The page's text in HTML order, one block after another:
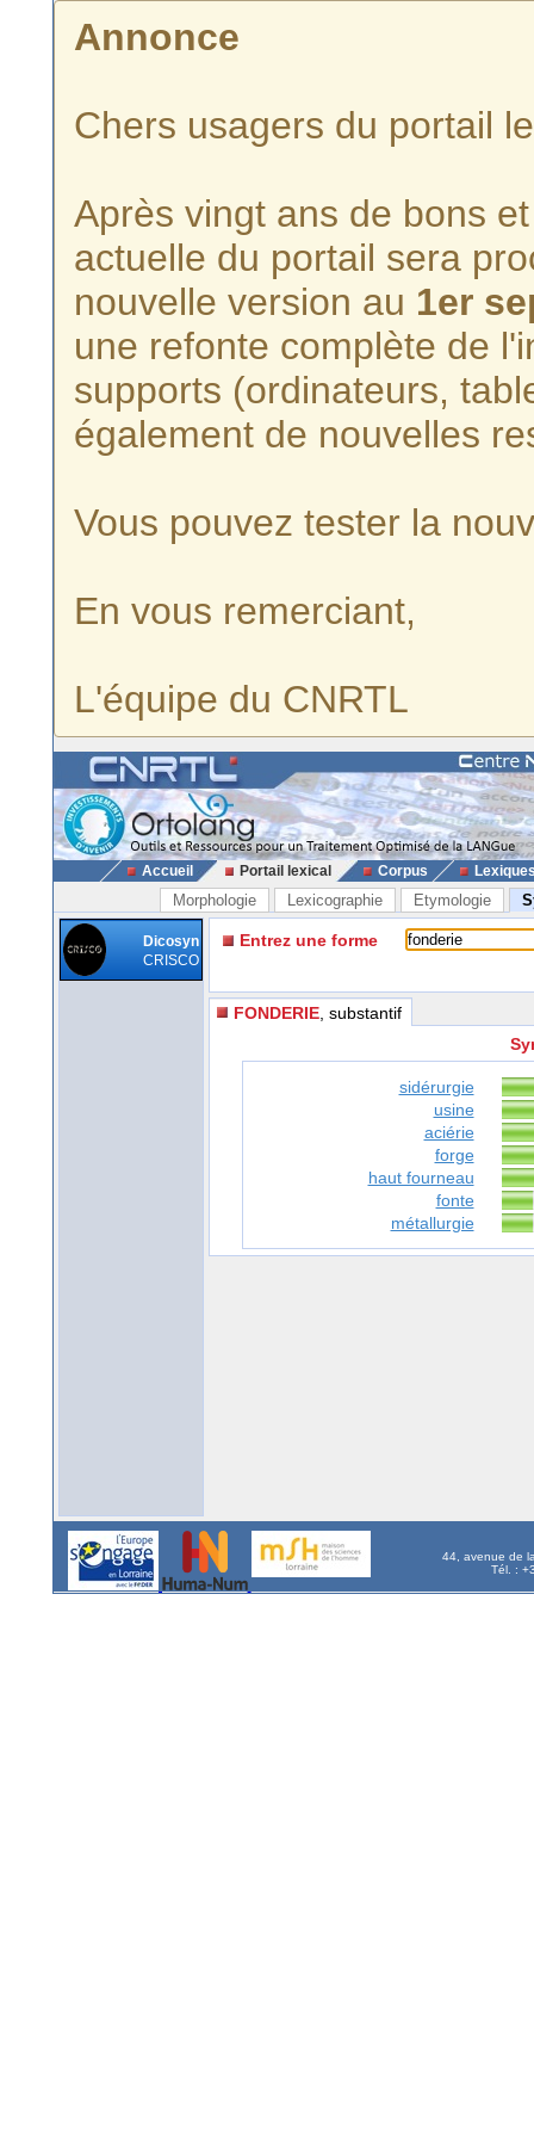
Annonce
Chers usagers du portail
Après vingt ans de bons
actuelle du portail sera
nouvelle version au 1er
une refonte complète de
supports (ordinateurs,
également de nouvelles
Vous pouvez tester la
En vous remerciant,
L'équipe du CNRTL
Accueil Portail lexical Corpus
Morphologie Lexicographie Etymologie
Dicosyn
CRISCO
Entrez une forme
FONDERIE , substantif
sidérurgie
usine
aciérie
forge
haut fourneau
fonte
métallurgie
44, avenue de
Tél. :